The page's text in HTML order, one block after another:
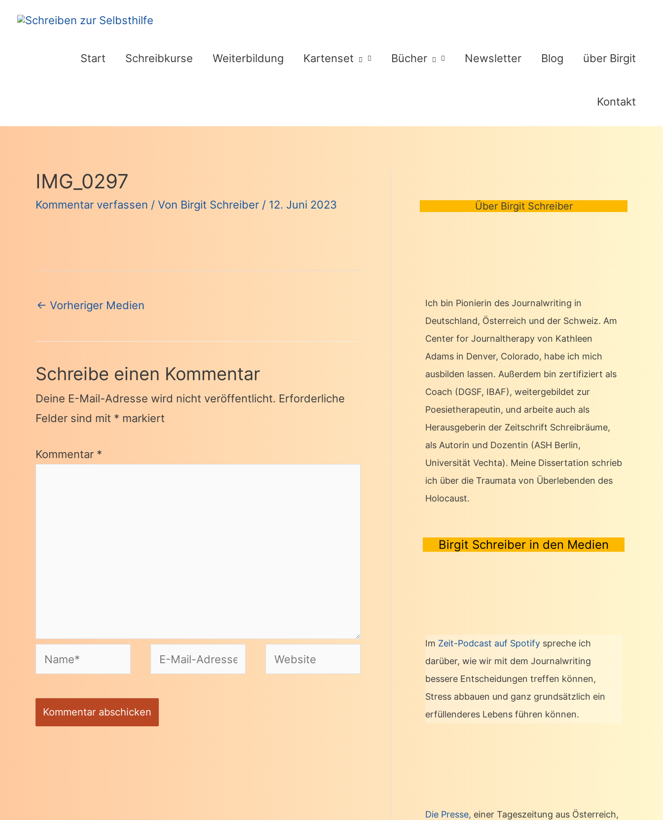
Start Schreibkurse Weiterbildung Kartenset Bücher Newsletter Blog über Birgit
Kontakt
IMG_0297
Kommentar verfassen / Von Birgit Schreiber / 12. Juni 2023
Beitragsnavigation
← Vorheriger Medien
Schreibe einen Kommentar
Deine E-Mail-Adresse wird nicht veröffentlicht. Erforderliche
Felder sind mit * markiert
Kommentar *
Name*
E-
Mail-
Website
Über Birgit Schreiber
Ich bin Pionierin des Journalwriting in
Deutschland, Österreich und der Schweiz. Am
Center for Journaltherapy von Kathleen
Adams in Denver, Colorado, habe ich mich
ausbilden lassen. Außerdem bin zertifiziert als
Coach (DGSF, IBAF), weitergebildet zur
Poesietherapeutin, und arbeite auch als
Herausgeberin der Zeitschrift Schreibräume,
als Autorin und Dozentin (ASH Berlin,
Universität Vechta). Meine Dissertation schrieb
ich über die Traumata von Überlebenden des
Holocaust.
Birgit Schreiber in den Medien
Im Zeit-Podcast auf Spotify spreche ich
darüber, wie wir mit dem Journalwriting
bessere Entscheidungen treffen können,
Stress abbauen und ganz grundsätzlich ein
erfüllenderes Lebens führen können.
Die Presse, einer Tageszeitung aus Österreich,